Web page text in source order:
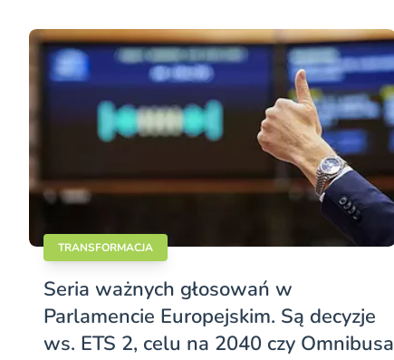
TRANSFORMACJA
Seria ważnych głosowań w
Parlamencie Europejskim. Są decyzje
ws. ETS 2, celu na 2040 czy Omnibusa